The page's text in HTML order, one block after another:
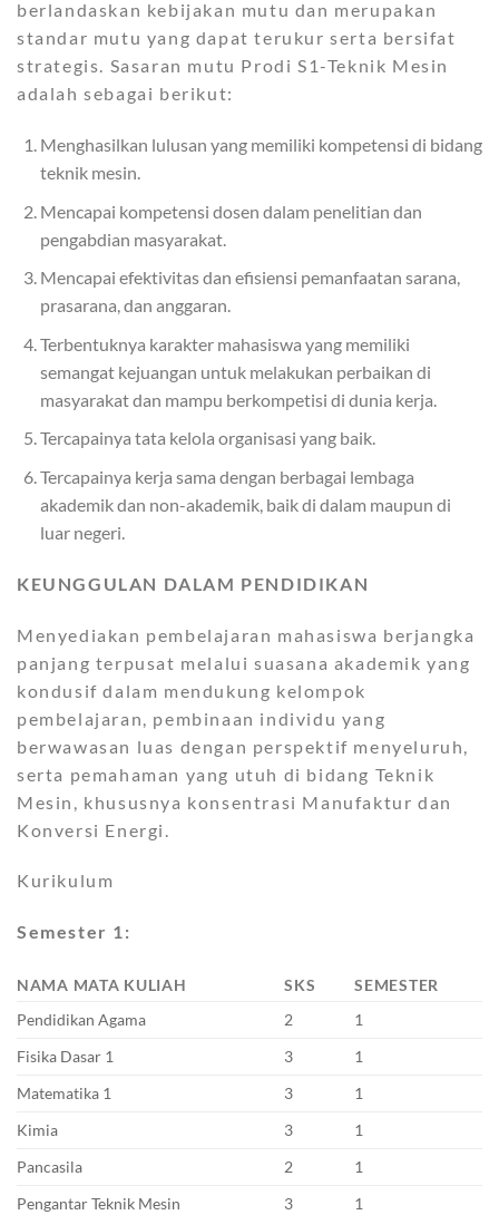
berlandaskan kebijakan mutu dan merupakan
standar mutu yang dapat terukur serta bersifat
strategis. Sasaran mutu Prodi S1-Teknik Mesin
adalah sebagai berikut:
Menghasilkan lulusan yang memiliki kompetensi di bidang
teknik mesin.
Mencapai kompetensi dosen dalam penelitian dan
pengabdian masyarakat.
Mencapai efektivitas dan efisiensi pemanfaatan sarana,
prasarana, dan anggaran.
Terbentuknya karakter mahasiswa yang memiliki
semangat kejuangan untuk melakukan perbaikan di
masyarakat dan mampu berkompetisi di dunia kerja.
Tercapainya tata kelola organisasi yang baik.
Tercapainya kerja sama dengan berbagai lembaga
akademik dan non-akademik, baik di dalam maupun di
luar negeri.
KEUNGGULAN DALAM PENDIDIKAN
Menyediakan pembelajaran mahasiswa berjangka
panjang terpusat melalui suasana akademik yang
kondusif dalam mendukung kelompok
pembelajaran, pembinaan individu yang
berwawasan luas dengan perspektif menyeluruh,
serta pemahaman yang utuh di bidang Teknik
Mesin, khususnya konsentrasi Manufaktur dan
Konversi Energi.
Kurikulum
Semester 1:
NAMA MATA KULIAH SKS
SEMESTER
Pendidikan Agama
2
1
Fisika Dasar 1
3
1
Matematika 1
3
1
Kimia
3
1
Pancasila
2
1
Pengantar Teknik Mesin
3
1